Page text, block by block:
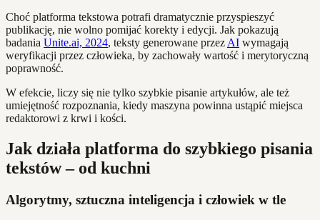
Choć platforma tekstowa potrafi dramatycznie przyspieszyć
publikację, nie wolno pomijać korekty i edycji. Jak pokazują
badania Unite.ai, 2024, teksty generowane przez AI wymagają
weryfikacji przez człowieka, by zachowały wartość i merytoryczną
poprawność.
W efekcie, liczy się nie tylko szybkie pisanie artykułów, ale też
umiejętność rozpoznania, kiedy maszyna powinna ustąpić miejsca
redaktorowi z krwi i kości.
Jak działa platforma do szybkiego pisania
tekstów – od kuchni
Algorytmy, sztuczna inteligencja i człowiek w tle